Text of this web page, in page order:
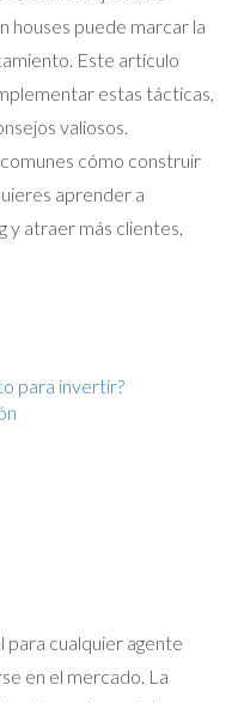
houses puede marcar la
Este artículo
estas tácticas,
valiosos.
cómo construir
aprender a
y atraer más clientes,
para invertir?
para cualquier agente
en el mercado. La